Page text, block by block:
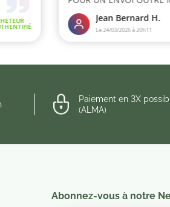
Paiement en 3X
(ALMA)
Abonnez-vous à notre